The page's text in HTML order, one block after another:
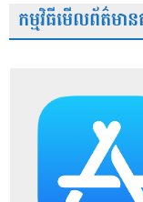
កម្មវិធីមើលព័ត៌មា